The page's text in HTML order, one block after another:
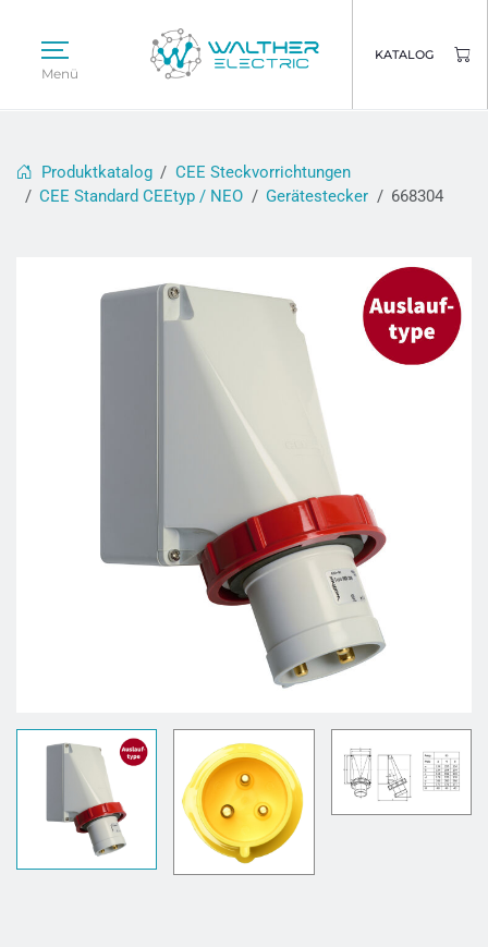
Menü
KATALOG
Produktkatalog
CEE Steckvorrichtungen
CEE Standard CEEtyp / NEO
Gerätestecker 668304